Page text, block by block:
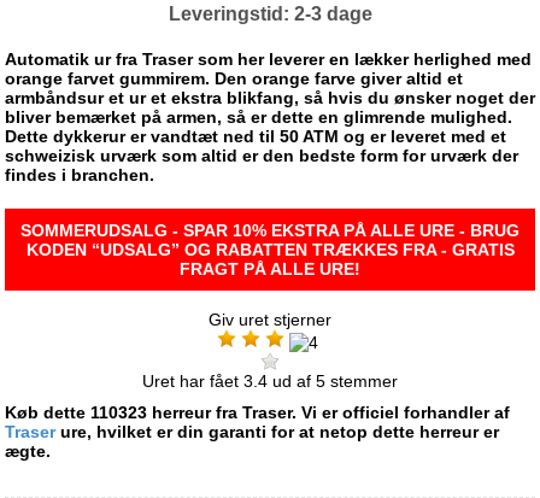
Leveringstid: 2-3 dage
Automatik ur fra Traser som her leverer en lækker herlighed med
orange farvet gummirem. Den orange farve giver altid et
armbåndsur et ur et ekstra blikfang, så hvis du ønsker noget der
bliver bemærket på armen, så er dette en glimrende mulighed.
Dette dykkerur er vandtæt ned til 50 ATM og er leveret med et
schweizisk urværk som altid er den bedste form for urværk der
findes i branchen.
SOMMERUDSALG - SPAR 10% EKSTRA PÅ ALLE URE - BRUG
KODEN “UDSALG” OG RABATTEN TRÆKKES FRA - GRATIS
FRAGT PÅ ALLE URE!
Giv uret stjerner
Uret har fået 3.4 ud af 5 stemmer
Køb dette 110323 herreur fra Traser. Vi er officiel forhandler af
Traserure, hvilket er din garanti for at netop dette herreur er
ægte.